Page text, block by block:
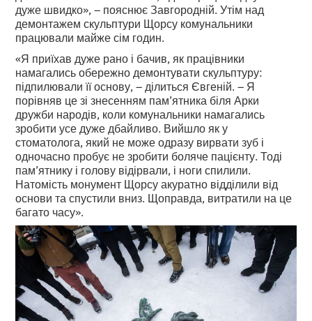
дуже швидко», – пояснює Завгородній. Утім над
демонтажем скульптури Щорсу комунальники
працювали майже сім годин.
«Я приїхав дуже рано і бачив, як працівники
намагались обережно демонтувати скульптуру:
підпилювали її основу, – ділиться Євгеній. – Я
порівняв це зі знесенням пам’ятника біля Арки
дружби народів, коли комунальники намагались
зробити усе дуже дбайливо. Вийшло як у
стоматолога, який не може одразу вирвати зуб і
одночасно пробує не зробити боляче пацієнту. Тоді
пам’ятнику і голову відірвали, і ноги спилили.
Натомість монумент Щорсу акуратно відділили від
основи та спустили вниз. Щоправда, витратили на це
багато часу».